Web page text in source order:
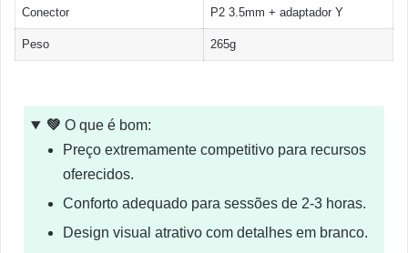
Conector P2 3.5mm + adaptador Y
Peso 265g
💚 O que é bom:
Preço extremamente competitivo para recursos
oferecidos.
Conforto adequado para sessões de 2-3 horas.
Design visual atrativo com detalhes em branco.